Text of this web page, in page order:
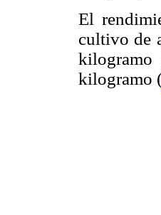
El
cultivo de
kilogramo